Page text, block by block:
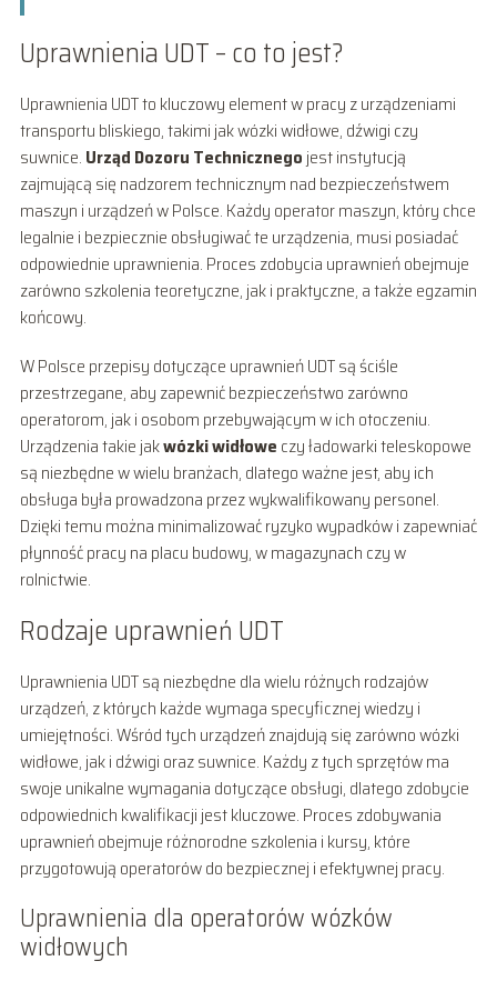
Uprawnienia UDT – co to jest?
Uprawnienia UDT to kluczowy element w pracy z urządzeniami
transportu bliskiego, takimi jak wózki widłowe, dźwigi czy
suwnice. Urząd Dozoru Technicznego jest instytucją
zajmującą się nadzorem technicznym nad bezpieczeństwem
maszyn i urządzeń w Polsce. Każdy operator maszyn, który chce
legalnie i bezpiecznie obsługiwać te urządzenia, musi posiadać
odpowiednie uprawnienia. Proces zdobycia uprawnień obejmuje
zarówno szkolenia teoretyczne, jak i praktyczne, a także egzamin
końcowy.
W Polsce przepisy dotyczące uprawnień UDT są ściśle
przestrzegane, aby zapewnić bezpieczeństwo zarówno
operatorom, jak i osobom przebywającym w ich otoczeniu.
Urządzenia takie jakwózki widłowe czy ładowarki teleskopowe
są niezbędne w wielu branżach, dlatego ważne jest, aby ich
obsługa była prowadzona przez wykwalifikowany personel.
Dzięki temu można minimalizować ryzyko wypadków i zapewniać
płynność pracy na placu budowy, w magazynach czy w
rolnictwie.
Rodzaje uprawnień UDT
Uprawnienia UDT są niezbędne dla wielu różnych rodzajów
urządzeń, z których każde wymaga specyficznej wiedzy i
umiejętności. Wśród tych urządzeń znajdują się zarówno wózki
widłowe, jak i dźwigi oraz suwnice. Każdy z tych sprzętów ma
swoje unikalne wymagania dotyczące obsługi, dlatego zdobycie
odpowiednich kwalifikacji jest kluczowe. Proces zdobywania
uprawnień obejmuje różnorodne szkolenia i kursy, które
przygotowują operatorów do bezpiecznej i efektywnej pracy.
Uprawnienia dla operatorów wózków
widłowych